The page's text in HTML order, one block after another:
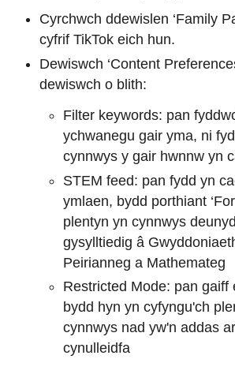
Cyrchwch ddewislen ‘Family
cyfrif TikTok eich hun.
Dewiswch ‘Content
dewiswch o blith:
Filter keywords: pan
ychwanegu gair yma, ni
cynnwys y gair hwnnw yn
STEM feed: pan fydd yn
ymlaen, bydd porthiant ‘For
plentyn yn cynnwys
gysylltiedig â
Peirianneg a Mathemateg
Restricted Mode: pan gaiff
bydd hyn yn cyfyngu'ch
cynnwys nad yw'n addas
cynulleidfa